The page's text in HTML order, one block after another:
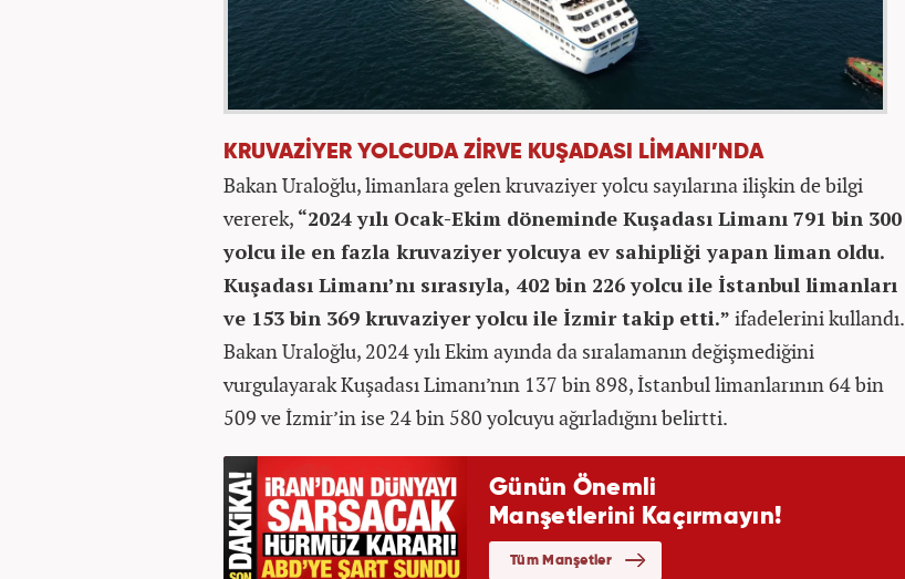
KRUVAZİYER YOLCUDA ZİRVE KUŞADASI LİMANI’NDA
Bakan Uraloğlu, limanlara gelen kruvaziyer yolcu sayılarına ilişkin de bilgi
vererek, “2024 yılı Ocak-Ekim döneminde Kuşadası Limanı 791 bin 300
yolcu ile en fazla kruvaziyer yolcuya ev sahipliği yapan liman oldu.
Kuşadası Limanı’nı sırasıyla, 402 bin 226 yolcu ile İstanbul limanları
ve 153 bin 369 kruvaziyer yolcu ile İzmir takip etti.” ifadelerini kullandı.
Bakan Uraloğlu, 2024 yılı Ekim ayında da sıralamanın değişmediğini
vurgulayarak Kuşadası Limanı’nın 137 bin 898, İstanbul limanlarının 64 bin
509 ve İzmir’in ise 24 bin 580 yolcuyu ağırladığını belirtti.